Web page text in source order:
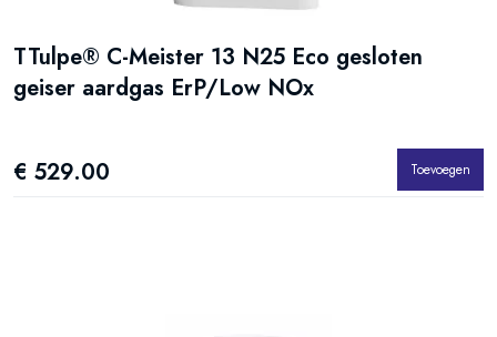
TTulpe® C-Meister 13 N25 Eco gesloten
geiser aardgas ErP/Low NOx
€ 529.00 Toevoegen